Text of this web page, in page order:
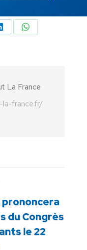
Partager
La France
france.fr/
prononcera
du Congrès
le 22